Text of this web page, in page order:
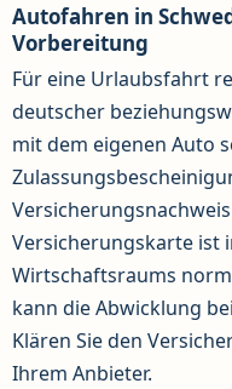
Autofahren in
Vorbereitung
Für eine Urlaubsfahrt
deutscher
mit dem eigenen Auto
Versicherungskarte ist
Wirtschaftsraums
kann die Abwicklung
Klären Sie den
Ihrem Anbieter.